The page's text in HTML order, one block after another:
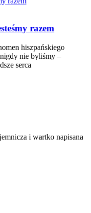
razem
hiszpańskiego
nie byliśmy –
serca
i wartko napisana